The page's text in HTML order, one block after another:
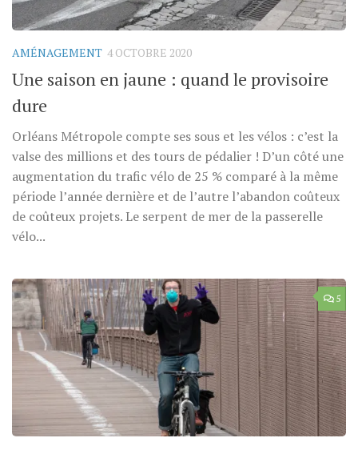
AMÉNAGEMENT 4 OCTOBRE 2020
Une saison en jaune : quand le provisoire
dure
Orléans Métropole compte ses sous et les vélos : c’est la
valse des millions et des tours de pédalier ! D’un côté une
augmentation du trafic vélo de 25 % comparé à la même
période l’année dernière et de l’autre l’abandon coûteux
de coûteux projets. Le serpent de mer de la passerelle
vélo...
5